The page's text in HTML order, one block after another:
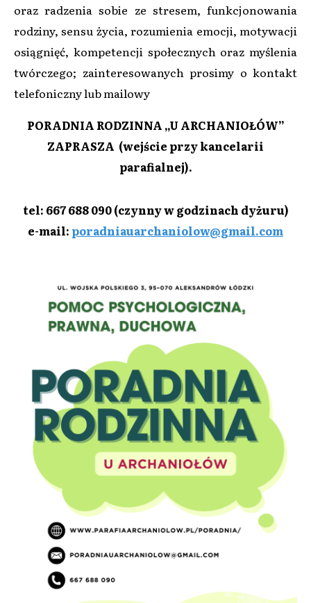
oraz radzenia sobie ze stresem, funkcjonowania
rodziny, sensu życia, rozumienia emocji, motywacji
osiągnięć, kompetencji społecznych oraz myślenia
twórczego; zainteresowanych prosimy o kontakt
telefoniczny lub mailowy
PORADNIA RODZINNA „U ARCHANIOŁÓW”
ZAPRASZA (wejście przy kancelarii
parafialnej).
tel: 667 688 090 (czynny w godzinach dyżuru)
e-mail: poradniauarchaniolow@gmail.com